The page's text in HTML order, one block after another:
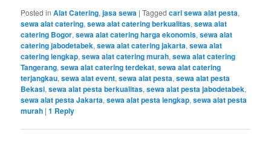
Posted in Alat Catering,jasa sewa |Tagged cari sewa alat pesta,
sewa alat catering,sewa alat catering berkualitas,sewa alat
catering Bogor,sewa alat catering harga ekonomis,sewa alat
catering jabodetabek,sewa alat catering jakarta,sewa alat
catering lengkap,sewa alat catering murah,sewa alat catering
Tangerang,sewa alat catering terdekat,sewa alat catering
terjangkau,sewa alat event,sewa alat pesta,sewa alat pesta
Bekasi,sewa alat pesta berkualitas,sewa alat pesta jabodetabek,
sewa alat pesta Jakarta,sewa alat pesta lengkap,sewa alat pesta
murah |1 Reply